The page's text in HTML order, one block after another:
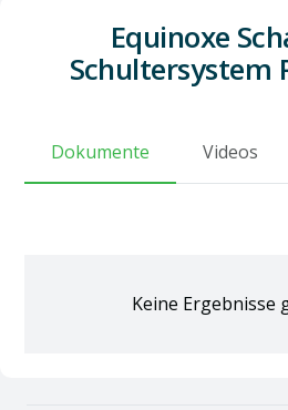
Equinoxe
Schultersystem
Dokumente Videos
Keine Ergebnisse